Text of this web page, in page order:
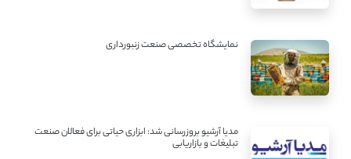
نمایشگاه تخصصی صنعت زنبورداری
مدیا آرشیو بروزرسانی شد: ابزاری حیاتی برای فعالان صنعت
تبلیغات و بازاریابی